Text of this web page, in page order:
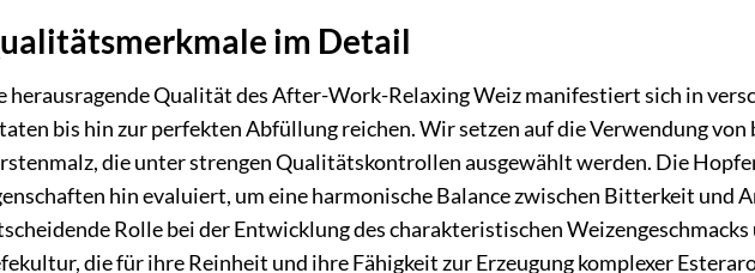
im Detail
herausragende Qualität des After-Work-Relaxing Weiz manifestiert sich in
bis hin zur perfekten Abfüllung reichen. Wir setzen auf die Verwendung
die unter strengen Qualitätskontrollen ausgewählt werden. Die
hin evaluiert, um eine harmonische Balance zwischen Bitterkeit und
Rolle bei der Entwicklung des charakteristischen
die für ihre Reinheit und ihre Fähigkeit zur Erzeugung komplexer